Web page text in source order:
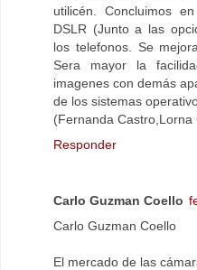
utilicén. Concluimos
DSLR (Junto a las
los telefonos. Se
Sera mayor la
imagenes con demás
de los sistemas
(Fernanda Castro,Lorna
Responder
Carlo Guzman Coello
Carlo Guzman Coello
El mercado de las